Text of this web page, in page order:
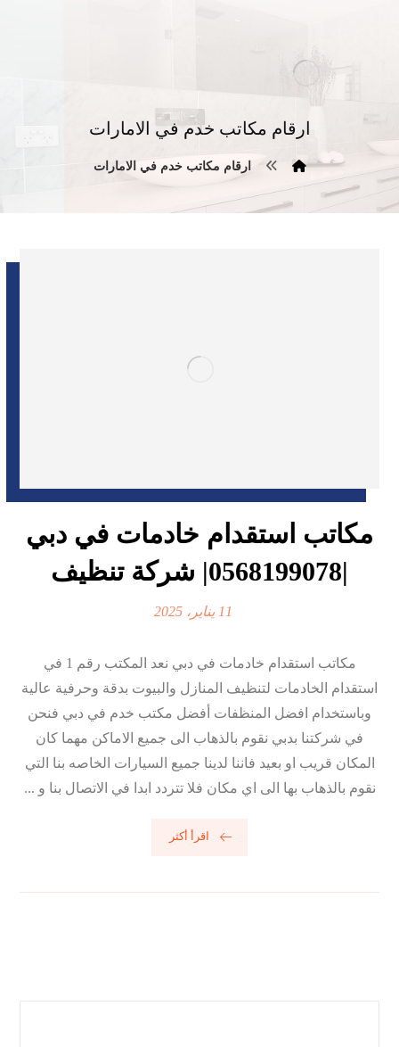
ارقام مكاتب خدم في الامارات
ارقام مكاتب خدم في الامارات
مكاتب استقدام خادمات في دبي
|0568199078| شركة تنظيف
11 يناير، 2025
مكاتب استقدام خادمات في دبي نعد المكتب رقم 1 في
استقدام الخادمات لتنظيف المنازل والبيوت بدقة وحرفية عالية
وباستخدام افضل المنظفات أفضل مكتب خدم في دبي فنحن
في شركتنا بدبي نقوم بالذهاب الى جميع الاماكن مهما كان
المكان قريب او بعيد فاننا لدينا جميع السيارات الخاصه بنا التي
نقوم بالذهاب بها الى اي مكان فلا تتردد ابدا في الاتصال بنا و ...
اقرأ أكثر